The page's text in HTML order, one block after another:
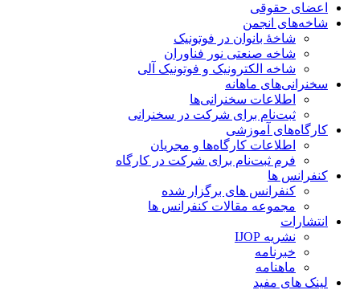
اعضای حقوقی
شاخه‌های انجمن
شاخۀ بانوان در فوتونیک
شاخه صنعتی نور فناوران
شاخه‌ الکترونیک و فوتونیک آلی
سخنرانی‌های ماهانه
اطلاعات سخنرانی‌‌ها
ثبت‌نام برای شرکت در سخنرانی
کارگاه‌های آموزشی
اطلاعات کارگاه‌ها و مجریان
فرم ثبت‌نام برای شرکت در کارگاه
کنفرانس ها
کنفرانس های برگزار شده
مجموعه مقالات کنفرانس ها
انتشارات
نشریه IJOP
خبرنامه
ماهنامه
لینک های مفید